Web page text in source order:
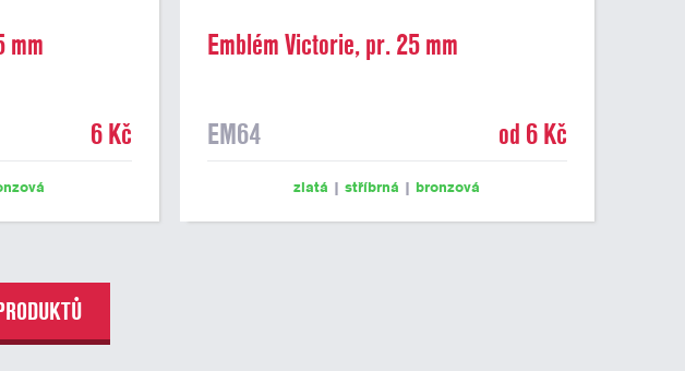
mm
6 Kč
Emblém Victorie, pr. 25 mm
EM64 od 6 Kč
zlatá |stříbrná | bronzová